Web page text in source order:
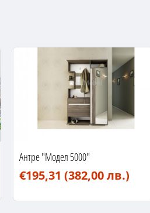
Антре "Модел 5000"
€195,31 (382,00 лв.)